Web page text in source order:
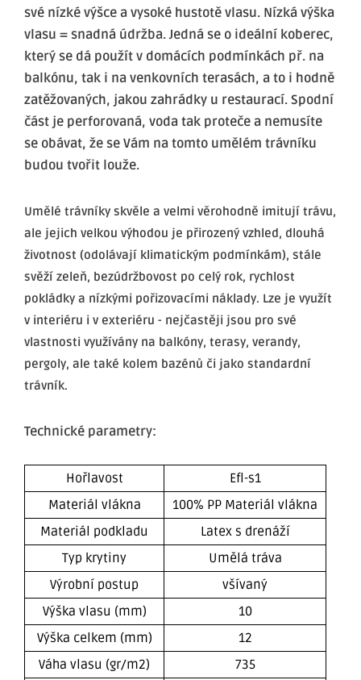
své nízké výšce a vysoké hustotě vlasu. Nízká výška
vlasu = snadná údržba.Jedná se o ideální koberec,
který se dá použít v domácích podmínkách př. na
balkónu, tak i na venkovních terasách, a to i hodně
zatěžovaných, jakou zahrádky u restaurací. Spodní
část je perforovaná, voda tak proteče a nemusíte
se obávat, že se Vám na tomto umělém trávníku
budou tvořit louže.
Umělé trávníky skvěle a velmi věrohodně imitují trávu,
ale jejich velkou výhodou je přirozený vzhled, dlouhá
životnost (odolávají klimatickým podmínkám), stále
svěží zeleň, bezúdržbovost po celý rok, rychlost
pokládky a nízkými pořizovacími náklady. Lze je využít
v interiéru i v exteriéru - nejčastěji jsou pro své
vlastnosti využívány na balkóny, terasy, verandy,
pergoly, ale také kolem bazénů či jako standardní
trávník.
Technické parametry:
Hořlavost
Efl-s1
Materiál vlákna
100% PP Materiál vlákna
Materiál podkladu
Latex s drenáží
Typ krytiny
Umělá tráva
Výrobní postup
všívaný
Výška vlasu (mm)
10
Výška celkem (mm)
12
Váha vlasu (gr/m2)
735